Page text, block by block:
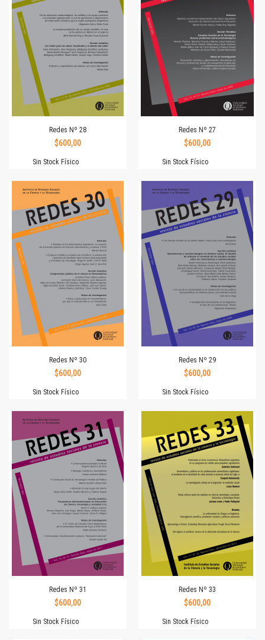
Redes Nº 28
$600,00
Sin Stock Físico
Redes Nº 27
$600,00
Sin Stock Físico
Redes Nº 30
$600,00
Sin Stock Físico
Redes Nº 29
$600,00
Sin Stock Físico
Redes Nº 31
$600,00
Sin Stock Físico
Redes Nº 33
$600,00
Sin Stock Físico